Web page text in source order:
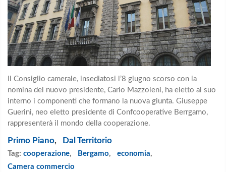
Il Consiglio camerale, insediatosi l’8 giugno scorso con la
nomina del nuovo presidente, Carlo Mazzoleni, ha eletto al suo
interno i componenti che formano la nuova giunta. Giuseppe
Guerini, neo eletto presidente di Confcooperative Berrgamo,
rappresenterà il mondo della cooperazione.
Primo Piano, Dal Territorio
Tag: cooperazione, Bergamo, economia,
Camera commercio